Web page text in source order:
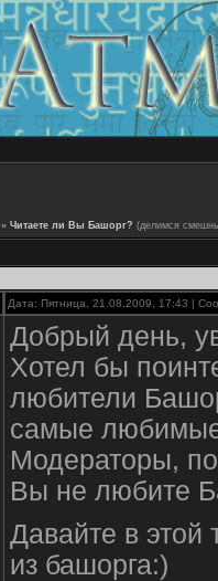
» Читаете ли Вы Башорг? (делимся
Дата: Пятница, 21.08.2009, 17:43 |
Добрый день,
Хотел бы
любители
самые
Модераторы,
Вы не любите
Давайте в
из башорга:)